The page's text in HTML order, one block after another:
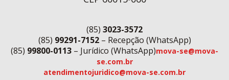
(85) 3023-3572
(85) 99291-7152– Recepção (WhatsApp)
(85) 99800-0113 – Jurídico (WhatsApp)mova-se@mova-
se.com.br
atendimentojuridico@mova-se.com.br